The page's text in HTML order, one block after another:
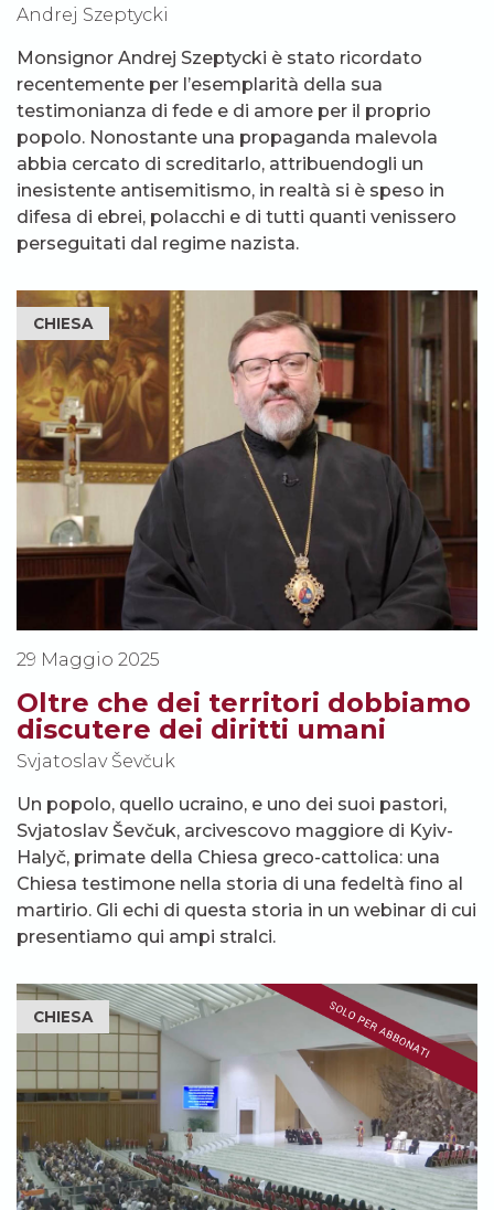
Andrej Szeptycki
Monsignor Andrej Szeptycki è stato ricordato
recentemente per l’esemplarità della sua
testimonianza di fede e di amore per il proprio
popolo. Nonostante una propaganda malevola
abbia cercato di screditarlo, attribuendogli un
inesistente antisemitismo, in realtà si è speso in
difesa di ebrei, polacchi e di tutti quanti venissero
perseguitati dal regime nazista.
CHIESA
29 Maggio 2025
Oltre che dei territori dobbiamo
discutere dei diritti umani
Svjatoslav Ševčuk
Un popolo, quello ucraino, e uno dei suoi pastori,
Svjatoslav Ševčuk, arcivescovo maggiore di Kyiv-
Halyč, primate della Chiesa greco-cattolica: una
Chiesa testimone nella storia di una fedeltà fino al
martirio. Gli echi di questa storia in un webinar di cui
presentiamo qui ampi stralci.
CHIESA